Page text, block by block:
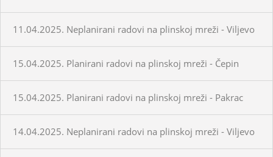
11.04.2025. Neplanirani radovi na plinskoj mreži - Viljevo
15.04.2025. Planirani radovi na plinskoj mreži - Čepin
15.04.2025. Planirani radovi na plinskoj mreži - Pakrac
14.04.2025. Neplanirani radovi na plinskoj mreži - Viljevo